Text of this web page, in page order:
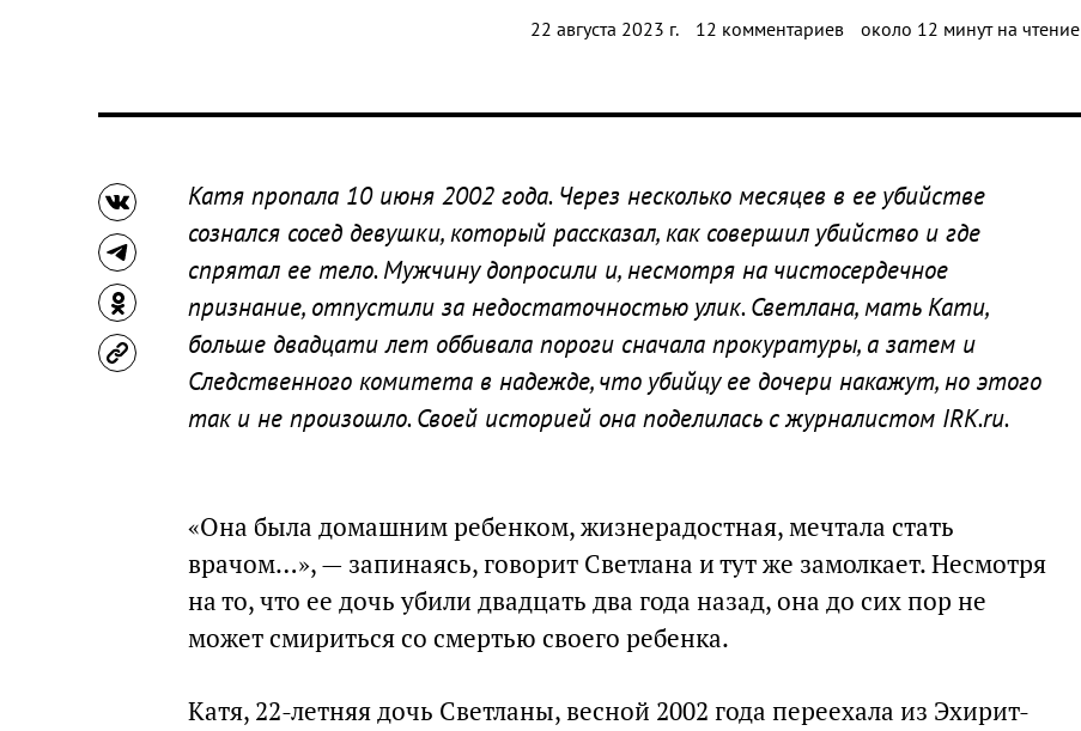
22 августа 2023 г. 12 комментариев около 12 минут на чтение
Катя пропала 10 июня 2002 года. Через несколько месяцев в ее убийстве
сознался сосед девушки, который рассказал, как совершил убийство и где
спрятал ее тело. Мужчину допросили и, несмотря на чистосердечное
признание, отпустили за недостаточностью улик. Светлана, мать Кати,
больше двадцати лет оббивала пороги сначала прокуратуры, а затем и
Следственного комитета в надежде, что убийцу ее дочери накажут, но этого
так и не произошло. Своей историей она поделилась с журналистом IRK.ru.
«Она была домашним ребенком, жизнерадостная, мечтала стать
врачом…», — запинаясь, говорит Светлана и тут же замолкает. Несмотря
на то, что ее дочь убили двадцать два года назад, она до сих пор не
может смириться со смертью своего ребенка.
Катя, 22-летняя дочь Светланы, весной 2002 года переехала из Эхирит-